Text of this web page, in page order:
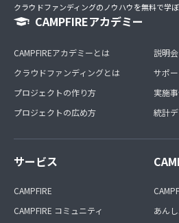
クラウドファンディングのノウハウを無料で学
CAMPFIREアカデミー
CAMPFIREアカデミーとは
クラウドファンディングとは
プロジェクトの作り方
プロジェクトの広め方
説明
サポ
実施
統計
サービス
CAMPFIRE
CAMPFIRE コミュニティ
あん